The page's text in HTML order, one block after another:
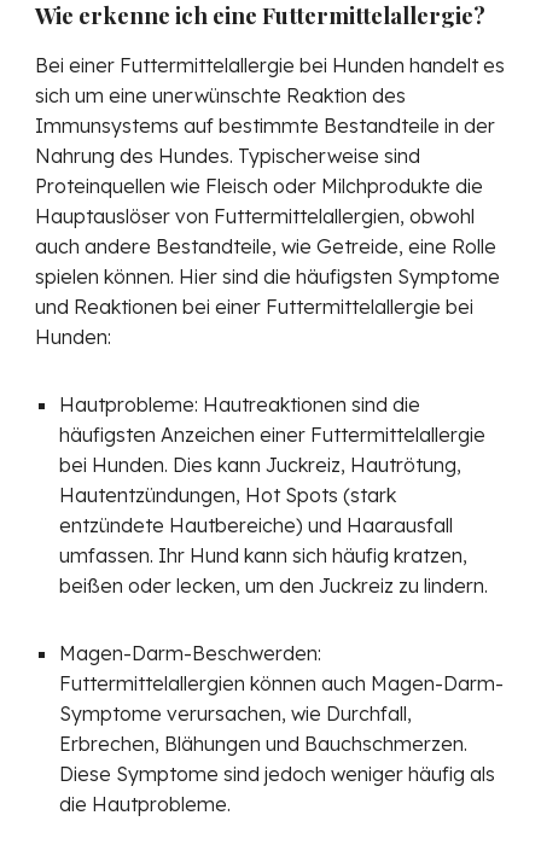
Wie erkenne ich eine Futtermittelallergie?
Bei einer Futtermittelallergie bei Hunden handelt es
sich um eine unerwünschte Reaktion des
Immunsystems auf bestimmte Bestandteile in der
Nahrung des Hundes. Typischerweise sind
Proteinquellen wie Fleisch oder Milchprodukte die
Hauptauslöser von Futtermittelallergien, obwohl
auch andere Bestandteile, wie Getreide, eine Rolle
spielen können. Hier sind die häufigsten Symptome
und Reaktionen bei einer Futtermittelallergie bei
Hunden:
Hautprobleme: Hautreaktionen sind die
häufigsten Anzeichen einer Futtermittelallergie
bei Hunden. Dies kann Juckreiz, Hautrötung,
Hautentzündungen, Hot Spots (stark
entzündete Hautbereiche) und Haarausfall
umfassen. Ihr Hund kann sich häufig kratzen,
beißen oder lecken, um den Juckreiz zu lindern.
Magen-Darm-Beschwerden:
Futtermittelallergien können auch Magen-Darm-
Symptome verursachen, wie Durchfall,
Erbrechen, Blähungen und Bauchschmerzen.
Diese Symptome sind jedoch weniger häufig als
die Hautprobleme.